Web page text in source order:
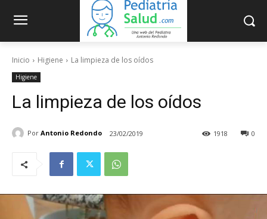
Inicio Higiene La limpieza de los oídos
Higiene
La limpieza de los oídos
Por Antonio Redondo 23/02/2019 0
1918